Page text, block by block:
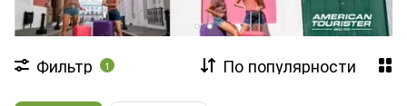
Фильтр 1 По популярности